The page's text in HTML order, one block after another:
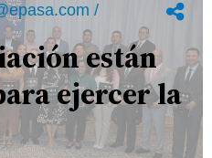
/
están
ejercer la